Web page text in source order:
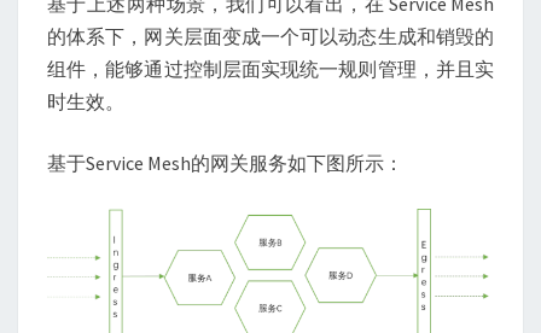
的体系下，网关层面变成一个可以动态生成和销毁的
组件，能够通过控制层面实现统一规则管理，并且实
时生效。
基于Service Mesh的网关服务如下图所示：